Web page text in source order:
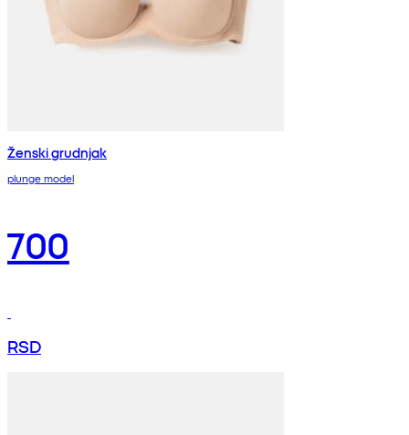
Ženski grudnjak
plunge model
700
RSD